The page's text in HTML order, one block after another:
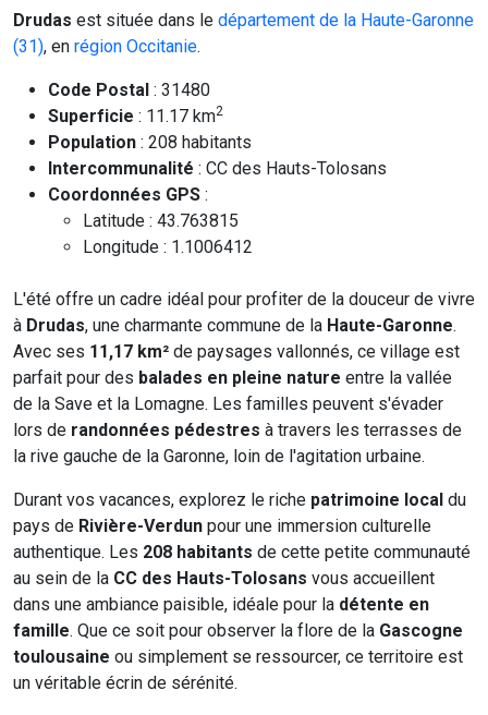
Drudas est située dans le département de la Haute-Garonne
(31), en région Occitanie.
Code Postal : 31480
Superficie : 11.17 km2
Population : 208 habitants
Intercommunalité : CC des Hauts-Tolosans
Coordonnées GPS :
Latitude : 43.763815
Longitude : 1.1006412
L'été offre un cadre idéal pour profiter de la douceur de vivre
à Drudas, une charmante commune de la Haute-Garonne.
Avec ses 11,17 km² de paysages vallonnés, ce village est
parfait pour des balades en pleine nature entre la vallée
de la Save et la Lomagne. Les familles peuvent s'évader
lors de randonnées pédestres à travers les terrasses de
la rive gauche de la Garonne, loin de l'agitation urbaine.
Durant vos vacances, explorez le riche patrimoine local du
pays de Rivière-Verdun pour une immersion culturelle
authentique. Les 208 habitants de cette petite communauté
au sein de la CC des Hauts-Tolosans vous accueillent
dans une ambiance paisible, idéale pour la détente en
famille. Que ce soit pour observer la flore de la Gascogne
toulousaine ou simplement se ressourcer, ce territoire est
un véritable écrin de sérénité.